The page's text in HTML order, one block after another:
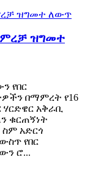
ዝግመተ
የበር
በማምረት የ16
አቅራቢ
ቁርጠኝነት
አድርጎ
የበር
ሮ...